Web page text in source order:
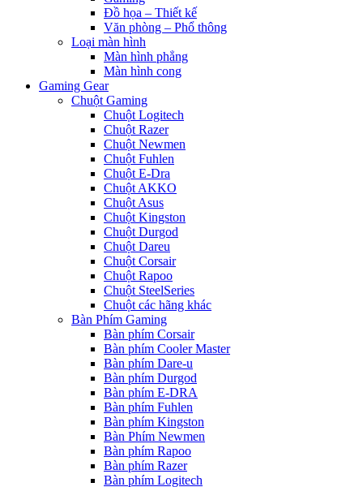
Đồ họa – Thiết kế
Văn phòng – Phổ thông
Loại màn hình
Màn hình phẳng
Màn hình cong
Gaming Gear
Chuột Gaming
Chuột Logitech
Chuột Razer
Chuột Newmen
Chuột Fuhlen
Chuột E-Dra
Chuột AKKO
Chuột Asus
Chuột Kingston
Chuột Durgod
Chuột Dareu
Chuột Corsair
Chuột Rapoo
Chuột SteelSeries
Chuột các hãng khác
Bàn Phím Gaming
Bàn phím Corsair
Bàn phím Cooler Master
Bàn phím Dare-u
Bàn phím Durgod
Bàn phím E-DRA
Bàn phím Fuhlen
Bàn phím Kingston
Bàn Phím Newmen
Bàn phím Rapoo
Bàn phím Razer
Bàn phím Logitech